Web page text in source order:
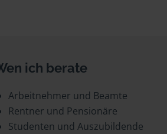
ich berate
Arbeitnehmer und Beamte
Rentner und Pensionäre
Studenten und Auszubildende